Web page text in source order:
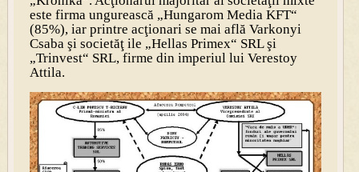
este firma ungurească „Hungarom Media KFT“
(85%), iar printre acţionari se mai află Varkonyi
Csaba şi societăţ ile „Hellas Primex“ SRL şi
„Trinvest“ SRL, firme din imperiul lui Verestoy
Attila.